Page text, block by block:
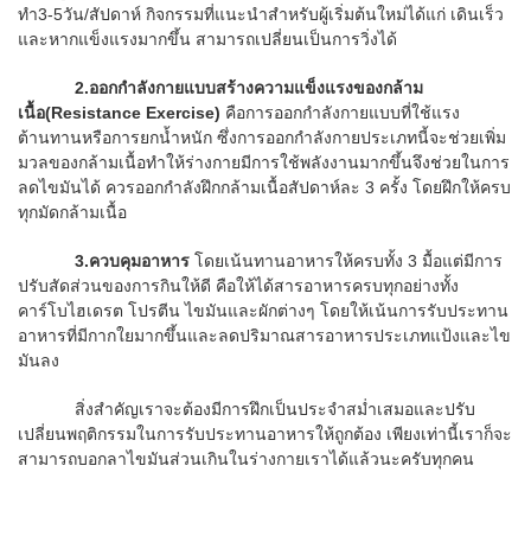
ทำ3-5วัน/สัปดาห์ กิจกรรมที่แนะนำสำหรับผู้เริ่มต้นใหม่ได้แก่ เดินเร็ว
และหากแข็งแรงมากขึ้น สามารถเปลี่ยนเป็นการวิ่งได้
2.ออกกำลังกายแบบสร้างความแข็งแรงของกล้าม
เนื้อ(Resistance Exercise) คือการออกกำลังกายแบบที่ใช้แรง
ต้านทานหรือการยกน้ำหนัก ซึ่งการออกกำลังกายประเภทนี้จะช่วยเพิ่ม
มวลของกล้ามเนื้อทำให้ร่างกายมีการใช้พลังงานมากขึ้นจึงช่วยในการ
ลดไขมันได้ ควรออกกำลังฝึกกล้ามเนื้อสัปดาห์ละ 3 ครั้ง โดยฝึกให้ครบ
ทุกมัดกล้ามเนื้อ
3.ควบคุมอาหาร โดยเน้นทานอาหารให้ครบทั้ง 3 มื้อแต่มีการ
ปรับสัดส่วนของการกินให้ดี คือให้ได้สารอาหารครบทุกอย่างทั้ง
คาร์โบไฮเดรต โปรตีน ไขมันและผักต่างๆ โดยให้เน้นการรับประทาน
อาหารที่มีกากใยมากขึ้นและลดปริมาณสารอาหารประเภทแป้งและไข
มันลง
สิ่งสำคัญเราจะต้องมีการฝึกเป็นประจำสม่ำเสมอและปรับ
เปลี่ยนพฤติกรรมในการรับประทานอาหารให้ถูกต้อง เพียงเท่านี้เราก็จะ
สามารถบอกลาไขมันส่วนเกินในร่างกายเราได้แล้วนะครับทุกคน